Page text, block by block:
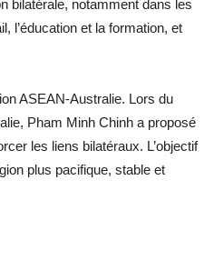
bilatérale, notamment dans les
l’éducation et la formation, et
ASEAN-Australie. Lors du
Pham Minh Chinh a proposé
les liens bilatéraux. L’objectif
plus pacifique, stable et